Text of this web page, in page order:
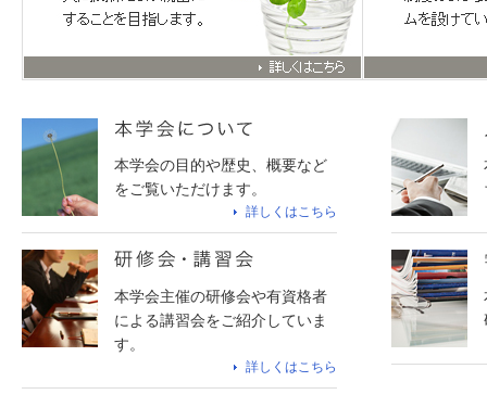
本学会の目的や歴史、概要など
をご覧いただけます。
詳しくはこちら
本学会主催の研修会や有資格者
による講習会をご紹介していま
す。
詳しくはこちら